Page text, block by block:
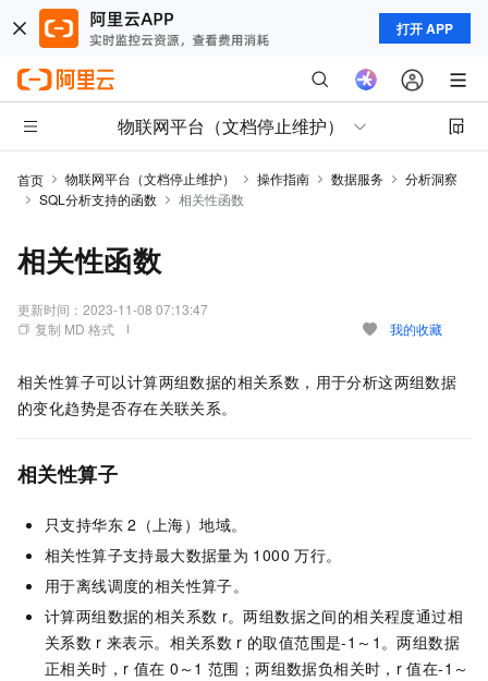
打开 APP
物联网平台（文档停止维护）
首页 物联网平台（文档停止维护） 操作指南 数据服务
分析洞察
SQL分析支持的函数
相关性函数
相关性函数
更新时间： 2023-11-08 07:13:47
复制 MD 格式
我的收藏
相关性算子可以计算两组数据的相关系数，用于分析这两组数据
的变化趋势是否存在关联关系。
相关性算子
只支持华东 2（上海）地域。
相关性算子支持最大数据量为 1000 万行。
用于离线调度的相关性算子。
计算两组数据的相关系数 r。两组数据之间的相关程度通过相
关系数 r 来表示。相关系数 r 的取值范围是-1～1。两组数据
正相关时，r 值在 0～1 范围；两组数据负相关时，r 值在-1～